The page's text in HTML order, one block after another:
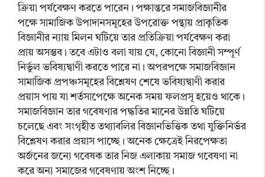
ক্রিয়া পর্যবেক্ষণ করতে পারেন। পক্ষান্তরে সমাজবিজ্ঞানীর
পক্ষে সামাজিক উপাদানসমূহের উপরোক্ত পন্থায় প্রাকৃতিক
বিজ্ঞানীর ন্যায় মিলন ঘটিয়ে তার প্রতিক্রিয়া পর্যবেক্ষণ করা
প্রায় অসম্ভব। তবে এটাও বলা যায় যে, কোনো বিজ্ঞানী সম্পূর্ণ
নির্ভুল ভবিষ্যদ্বাণী করতে পারে না। অপরপক্ষে সমাজবিজ্ঞান
সামাজিক প্রপঞ্চসমূহের বিশ্লেষণ শেষে ভবিষ্যদ্বাণী করার
প্রয়াস পায় যা শর্তসাপেক্ষে অনেক সময় ফলপ্রসূ হয়েও থাকে।
সমাজবিজ্ঞান তার গবেষণার পদ্ধতির মানের উন্নতি ঘটিয়ে
চলেছে এবং সংগৃহীত তথ্যাবলির বিজ্ঞানভিত্তিক তথা যুক্তিনির্ভর
বিশ্লেষণ করার প্রয়াস পাচ্ছে। অনেক ক্ষেত্রেই নিরপেক্ষতা
অর্জনের জন্যে গবেষক তার নিজ এলাকায় সমাজ গবেষণা না
করে অন্য সমাজের গবেষণায় অংশ নিচ্ছে।